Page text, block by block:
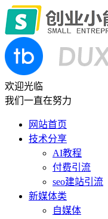
欢迎光临
我们一直在努力
网站首页
技术分享
AI教程
付费引流
seo建站引流
新媒体类
自媒体